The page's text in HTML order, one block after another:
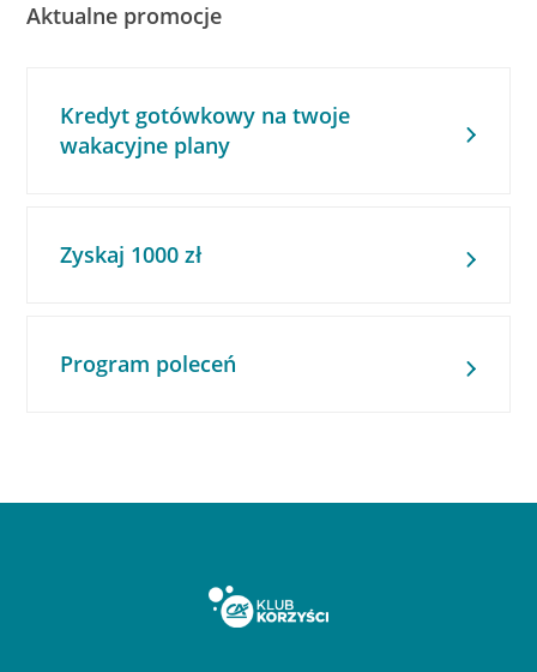
Aktualne promocje
Kredyt gotówkowy na twoje
wakacyjne plany
Zyskaj 1000 zł
Program poleceń